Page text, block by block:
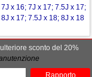
7J x 16; 7J x 17; 7.5J x 17;
8J x 17; 7.5J x 18; 8J x 18
sconto del 20%
Rapporto